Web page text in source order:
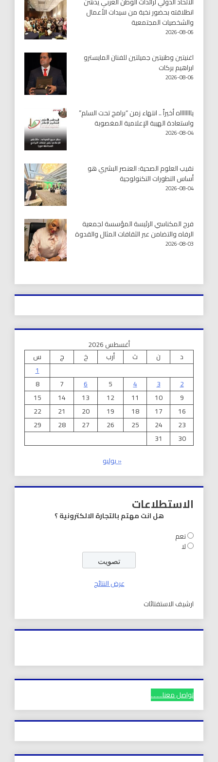
انطلاقته بحضور نخبة من سيدات الأعمال
والشخصيات المجتمعية
2026-08-06
اغنيتين وطنيتين جميلتين للفنان المايسترو
ابراهيم بركات
2026-08-06
يااااااااه أخيراً .. انتهاء زمن “برامج تحت السلم”
واستعادة الهيبة الإعلامية المغصوبة
2026-08-04
نقيب العلوم الصحية: العنصر البشري هو
أساس التطورات التكنولوجية
2026-08-04
فرح المكناسي الرئيسة المؤسسة لجمعية
الرفاه والتضامن عبر الثقافات المثال والقدوة
2026-08-03
أغسطس 2026
د
ن ث أرب خ ج
س
1
2
3
4
5
6
7
8
9
10
11
12
13
14
15
16
17
18
19
20
21
22
23
24
25
26
27
28
29
30
31
« يوليو
الاستطلاعات
هل انت مهتم بالتجارة الالكترونية ؟
نعم
لا
عرض النتائج
ارشيف الاستفتائات
تواصل معنا........